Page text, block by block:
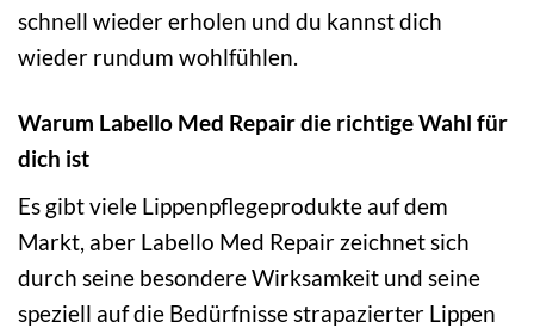
schnell wieder erholen und du kannst dich
wieder rundum wohlfühlen.
Warum Labello Med Repair die richtige Wahl für
dich ist
Es gibt viele Lippenpflegeprodukte auf dem
Markt, aber Labello Med Repair zeichnet sich
durch seine besondere Wirksamkeit und seine
speziell auf die Bedürfnisse strapazierter Lippen